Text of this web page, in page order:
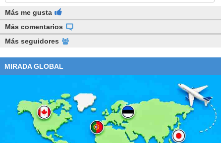
Más me gusta
Más comentarios
Más seguidores
MIRADA GLOBAL